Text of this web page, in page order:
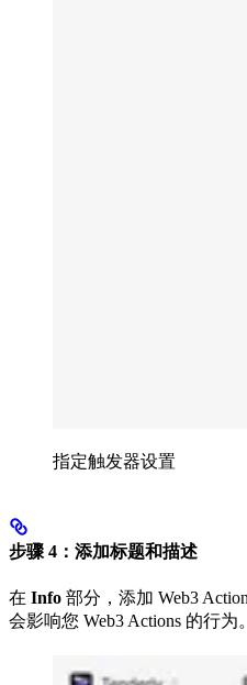
指定触发器设置
步骤 4：添加标题和描述
在 Info 部分，添加 Web3
会影响您 Web3 Actions 的行为。